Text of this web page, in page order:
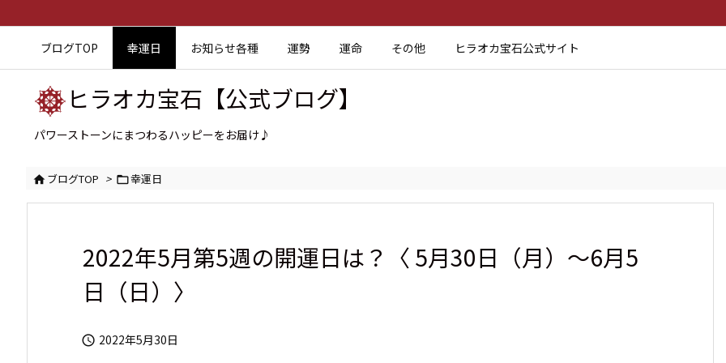
ブログTOP 幸運日 お知らせ各種 運勢 運命 その他 ヒラオカ宝石公式サイト
ヒラオカ宝石【公式ブログ】
パワーストーンにまつわるハッピーをお届け♪
ブログTOP > 幸運日
2022年5月第5週の開運日は？〈 5月30日（月）～6月5
日（日）〉
 2022年5月30日